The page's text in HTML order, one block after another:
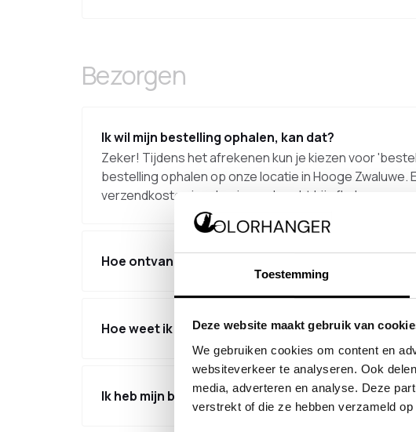
Toestemming
Deze website maakt gebruik van
We gebruiken cookies om content en
websiteverkeer te analyseren. Ook
media, adverteren en analyse. Deze
verstrekt of die ze hebben verzameld
Bezorgen
Ik wil mijn bestelling ophalen, kan dat?
Zeker! Tijdens het afrekenen kun je kiezen voor
bestelling ophalen op onze locatie in Hooge Zwaluwe.
verzendkosten in rekening gebracht bij afhalen.
Hoe ontvang ik mijn bestelling zo snel mogelijk?
Hoe weet ik wanneer de bestelling opgehaald kan
Ik heb mijn bestelling nog niet ontvangen, wat nu?